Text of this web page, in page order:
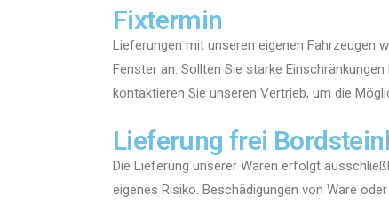
Fixtermin
Lieferungen mit unseren eigenen Fahrzeugen
Fenster an. Sollten Sie starke
kontaktieren Sie unseren Vertrieb, um die
Lieferung frei
Die Lieferung unserer Waren erfolgt
eigenes Risiko. Beschädigungen von Ware